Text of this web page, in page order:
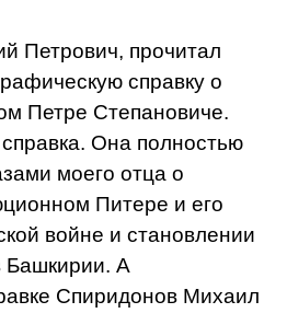
Петрович, прочитал
справку о
Петре Степановиче.
Она полностью
моего отца о
Питере и его
войне и становлении
Башкирии. А
Спиридонов Михаил